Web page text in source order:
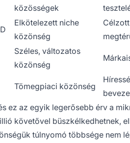
közösségek
Elkötelezett niche
közönség
Széles, változatos
közönség
Tömegpiaci közönség
ez az egyik legerősebb érv a
követővel büszkélkedhetnek,
túlnyomó többsége nem